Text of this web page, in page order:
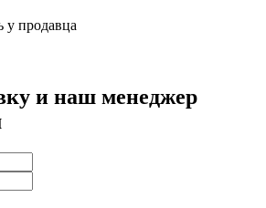
у продавца
и наш менеджер